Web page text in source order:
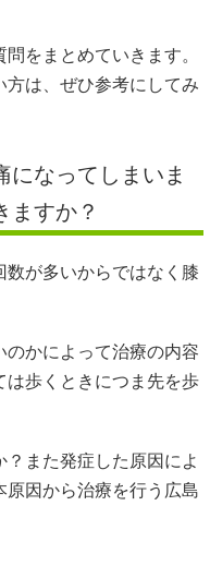
をまとめていきます。
は、ぜひ参考にしてみ
なってしまいま
ますか？
数が多いからではなく膝
のかによって治療の内容
は歩くときにつま先を歩
また発症した原因によ
原因から治療を行う広島